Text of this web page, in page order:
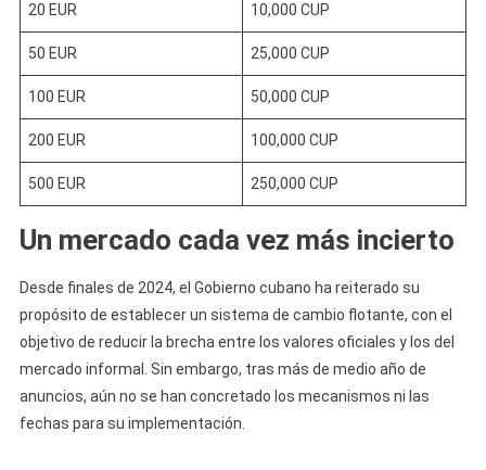
20 EUR 10,000 CUP
50 EUR 25,000 CUP
100 EUR 50,000 CUP
200 EUR 100,000 CUP
500 EUR 250,000 CUP
Un mercado cada vez más incierto
Desde finales de 2024, el Gobierno cubano ha reiterado su
propósito de establecer un sistema de cambio flotante, con el
objetivo de reducir la brecha entre los valores oficiales y los del
mercado informal. Sin embargo, tras más de medio año de
anuncios, aún no se han concretado los mecanismos ni las
fechas para su implementación.